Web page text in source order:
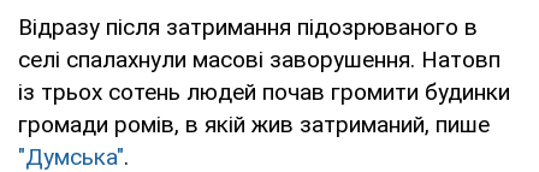
Відразу після затримання підозрюваного в
селі спалахнули масові заворушення. Натовп
із трьох сотень людей почав громити будинки
громади ромів, в якій жив затриманий, пише
"Думська".